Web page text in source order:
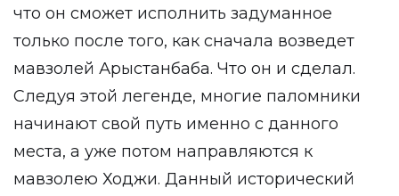
что он сможет исполнить задуманное
только после того, как сначала возведет
мавзолей Арыстанбаба. Что он и сделал.
Следуя этой легенде, многие паломники
начинают свой путь именно с данного
места, а уже потом направляются к
мавзолею Ходжи. Данный исторический